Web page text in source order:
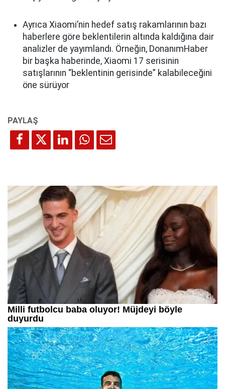
Ayrıca Xiaomi’nin hedef satış rakamlarının bazı
haberlere göre beklentilerin altında kaldığına dair
analizler de yayımlandı. Örneğin, DonanımHaber
bir başka haberinde, Xiaomi 17 serisinin
satışlarının “beklentinin gerisinde” kalabileceğini
öne sürüyor